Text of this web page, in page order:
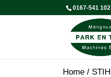
0167-541 102
Home /